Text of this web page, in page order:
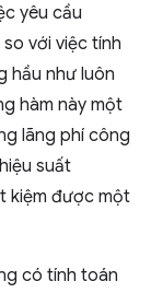
yêu cầu
với việc tính
hầu như luôn
hàm này một
lãng phí công
suất
kiệm được một
có tính toán